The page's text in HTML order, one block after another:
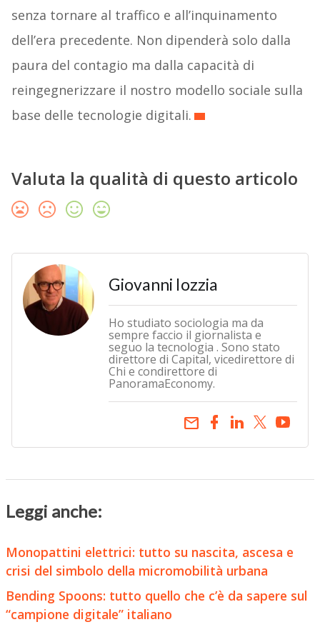
senza tornare al traffico e all’inquinamento
dell’era precedente. Non dipenderà solo dalla
paura del contagio ma dalla capacità di
reingegnerizzare il nostro modello sociale sulla
base delle tecnologie digitali.
Valuta la qualità di questo articolo
Giovanni Iozzia
Ho studiato sociologia ma da
sempre faccio il giornalista e
seguo la tecnologia . Sono stato
direttore di Capital, vicedirettore di
Chi e condirettore di
PanoramaEconomy.
email
Leggi anche:
Monopattini elettrici: tutto su nascita, ascesa e
crisi del simbolo della micromobilità urbana
Bending Spoons: tutto quello che c’è da sapere sul
“campione digitale” italiano